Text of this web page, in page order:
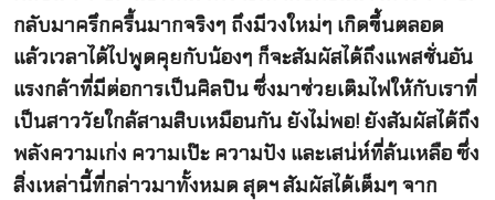
กลับมาครึกครื้นมากจริงๆ ถึงมีวงใหม่ๆ เกิดขึ้นตลอด
แล้วเวลาได้ไปพูดคุยกับน้องๆ ก็จะสัมผัสได้ถึงแพสชั่นอัน
แรงกล้าที่มีต่อการเป็นศิลปิน ซึ่งมาช่วยเติมไฟให้กับเราที่
เป็นสาววัยใกล้สามสิบเหมือนกัน ยังไม่พอ! ยังสัมผัสได้ถึง
พลังความเก่ง ความเป๊ะ ความปัง และเสน่ห์ที่ล้นเหลือ ซึ่ง
สิ่งเหล่านี้ที่กล่าวมาทั้งหมด สุดฯ สัมผัสได้เต็มๆ จาก